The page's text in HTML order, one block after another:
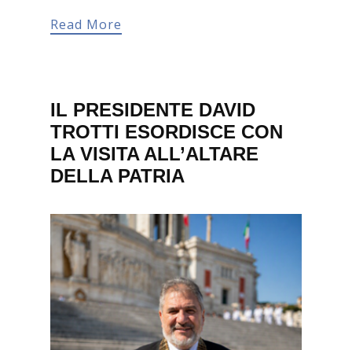
Read More
IL PRESIDENTE DAVID
TROTTI ESORDISCE CON
LA VISITA ALL’ALTARE
DELLA PATRIA